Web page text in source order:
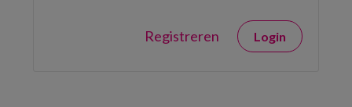
Registreren Login